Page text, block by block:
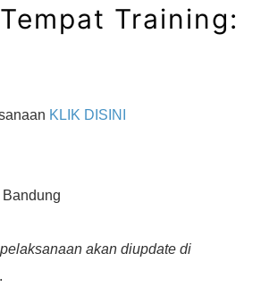
Training:
KLIK DISINI
akan diupdate di
.